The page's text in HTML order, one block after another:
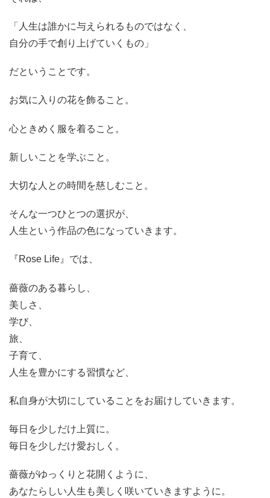
「人生は誰かに与えられるものではなく、
自分の手で創り上げていくもの」
だということです。
お気に入りの花を飾ること。
心ときめく服を着ること。
新しいことを学ぶこと。
大切な人との時間を慈しむこと。
そんな一つひとつの選択が、
人生という作品の色になっていきます。
『Rose Life』では、
薔薇のある暮らし、
美しさ、
学び、
旅、
子育て、
人生を豊かにする習慣など、
私自身が大切にしていることをお届けしていきます。
毎日を少しだけ上質に。
毎日を少しだけ愛おしく。
薔薇がゆっくりと花開くように、
あなたらしい人生も美しく咲いていきますように。